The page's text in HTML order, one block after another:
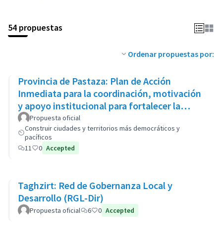
54 propuestas
Ordenar propuestas por:
Provincia de Pastaza: Plan de Acción
Inmediata para la coordinación, motivación
y apoyo institucional para fortalecer la
seguridad ciudadana
Propuesta oficial
Construir ciudades y territorios más democráticos y
pacíficos
11
0 Accepted
Taghzirt: Red de Gobernanza Local y
Desarrollo (RGL-Dir)
Propuesta oficial 6 0 Accepted